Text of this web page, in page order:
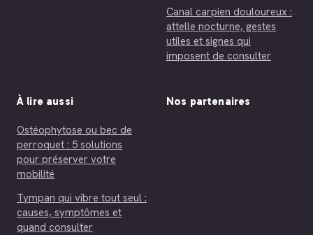
Canal carpien douloureux :
attelle nocturne, gestes
utiles et signes qui
imposent de consulter
À lire aussi
Ostéophytose ou bec de
perroquet : 5 solutions
pour préserver votre
mobilité
Tympan qui vibre tout seul :
causes, symptômes et
quand consulter
Nos partenaires